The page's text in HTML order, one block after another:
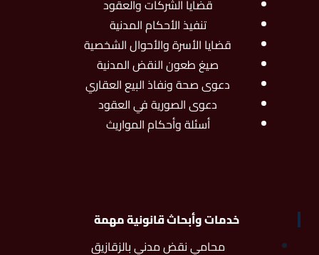
قضايا الشركات والعقود
تنفيذ الأحكام المدنية
قضايا الأسرة والأحوال الشخصية
صيغ طعون النقض المدنية
دعوى صحة ونفاذ البيع العقاري
دعوى الصورية في العقود
أسئلة وأحكام المواريث
خدمات وأبحاث قانونية مهمة
محامي نقض مدني بالزقازيق